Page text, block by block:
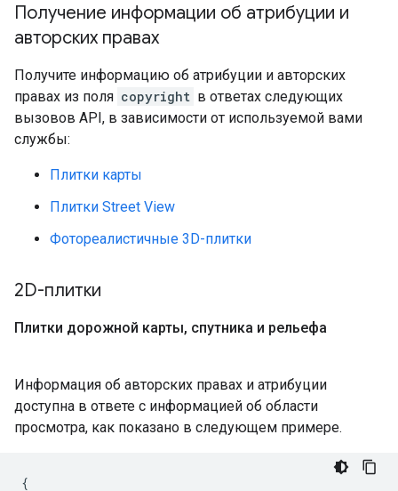
Получение информации об атрибуции и
авторских правах
Получите информацию об атрибуции и авторских
правах из поля copyright в ответах следующих
вызовов API, в зависимости от используемой вами
службы:
Плитки карты
Плитки Street View
Фотореалистичные 3D-плитки
2D-плитки
Плитки дорожной карты, спутника и рельефа
Информация об авторских правах и атрибуции
доступна в ответе с информацией об области
просмотра, как показано в следующем примере.
{